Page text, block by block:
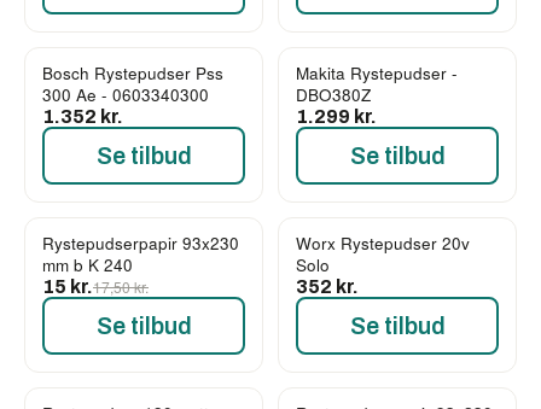
Bosch Rystepudser Pss
300 Ae - 0603340300
1.352 kr.
Se tilbud
Makita Rystepudser -
DBO380Z
1.299 kr.
Se tilbud
-14%
Rystepudserpapir 93x230
mm b K 240
15 kr.17,50 kr.
Se tilbud
Worx Rystepudser 20v
Solo
352 kr.
Se tilbud